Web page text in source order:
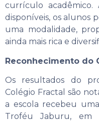
currículo acadêmico.
disponíveis, os alunos
uma modalidade,
ainda mais rica e
Reconhecimento do
Os resultados do
Colégio Fractal são
a escola recebeu
Troféu Jaburu, em